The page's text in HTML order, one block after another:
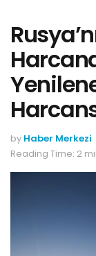
by Haber Merkezi
Reading Time: 2